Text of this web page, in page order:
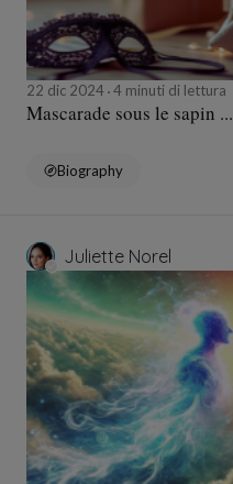
22 dic 2024 4 minuti di lettura
Mascarade sous le sapin ...
Biography
Juliette Norel